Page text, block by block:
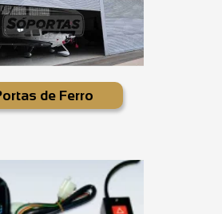
de Ferro